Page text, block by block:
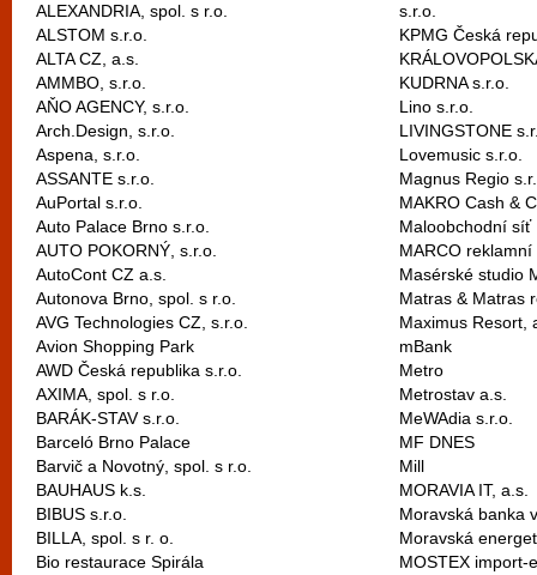
ALEXANDRIA, spol. s r.o.
ALSTOM s.r.o.
ALTA CZ, a.s.
AMMBO, s.r.o.
AŇO AGENCY, s.r.o.
Arch.Design, s.r.o.
Aspena, s.r.o.
ASSANTE s.r.o.
AuPortal s.r.o.
Auto Palace Brno s.r.o.
AUTO POKORNÝ, s.r.o.
AutoCont CZ a.s.
Autonova Brno, spol. s r.o.
AVG Technologies CZ, s.r.o.
Avion Shopping Park
AWD Česká republika s.r.o.
AXIMA, spol. s r.o.
BARÁK-STAV s.r.o.
Barceló Brno Palace
Barvič a Novotný, spol. s r.o.
BAUHAUS k.s.
BIBUS s.r.o.
BILLA, spol. s r. o.
Bio restaurace Spirála
s.r.o.
KPMG Česká
KUDRNA s.r.o.
Lino s.r.o.
LIVINGSTONE
Lovemusic s.r.o.
Magnus Regio
MAKRO Cash &
Maloobchodní síť
MARCO
Masérské studio
Matras & Matras
Maximus Resort,
mBank
Metro
Metrostav a.s.
MeWAdia s.r.o.
MF DNES
Mill
MORAVIA IT, a.s.
Moravská banka
Moravská
MOSTEX import-